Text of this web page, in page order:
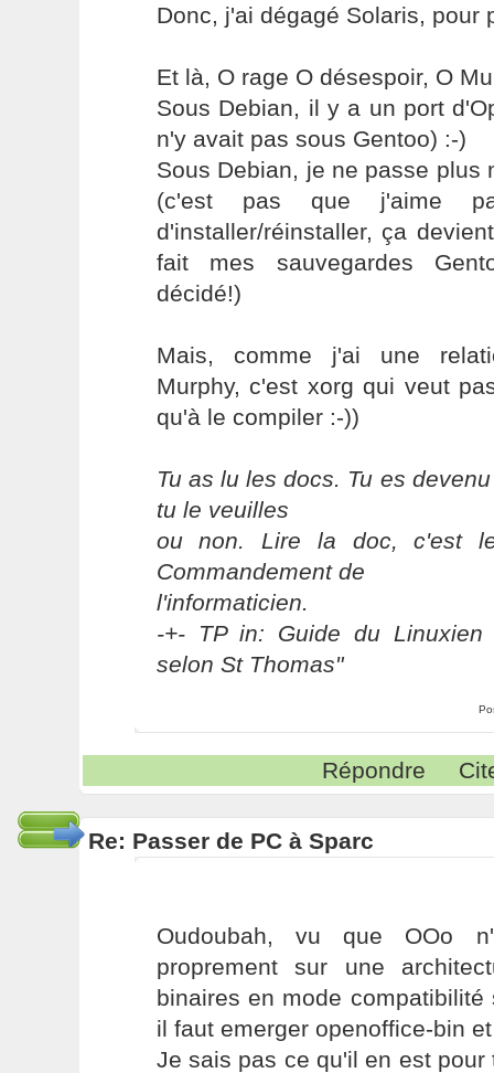
Donc, j'ai dégagé Solaris, pour
Et là, O rage O désespoir, O
Sous Debian, il y a un port
n'y avait pas sous Gentoo) :-)
Sous Debian, je ne passe plus
(c'est pas que j'aime
d'installer/réinstaller, ça
fait mes sauvegardes
décidé!)
Mais, comme j'ai une
Murphy, c'est xorg qui veut
qu'à le compiler :-))
Tu as lu les docs. Tu es
tu le veuilles
ou non. Lire la doc, c'est
Commandement de
l'informaticien.
-+- TP in: Guide du Linuxien
selon St Thomas"
Répondre
Re: Passer de PC à Sparc
Oudoubah, vu que OOo
proprement sur une
binaires en mode
il faut emerger openoffice-bin
Je sais pas ce qu'il en est